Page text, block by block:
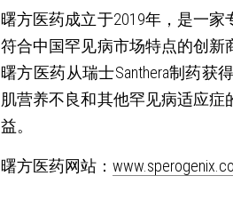
曙方医药成立于2019年，是一
符合中国罕见病市场特点的创新
曙方医药从瑞士Santhera制药
肌营养不良和其他罕见病适应
益。
曙方医药网站：